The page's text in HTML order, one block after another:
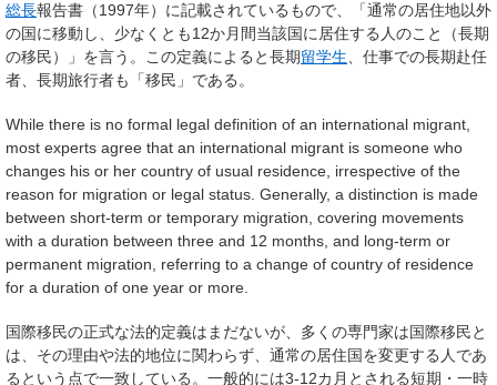
総長報告書（1997年）に記載されているもので、「通常の居住地以外
の国に移動し、少なくとも12か月間当該国に居住する人のこと（長期
の移民）」を言う。この定義によると長期留学生、仕事での長期赴任
者、長期旅行者も「移民」である。
While there is no formal legal definition of an international migrant,
most experts agree that an international migrant is someone who
changes his or her country of usual residence, irrespective of the
reason for migration or legal status. Generally, a distinction is made
between short-term or temporary migration, covering movements
with a duration between three and 12 months, and long-term or
permanent migration, referring to a change of country of residence
for a duration of one year or more.
国際移民の正式な法的定義はまだないが、多くの専門家は国際移民と
は、その理由や法的地位に関わらず、通常の居住国を変更する人であ
るという点で一致している。一般的には3-12カ月とされる短期・一時